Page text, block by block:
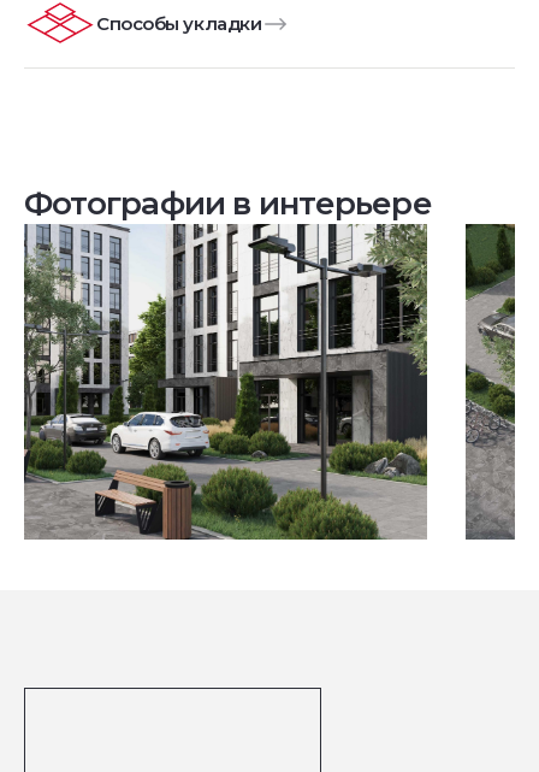
Способы укладки
Фотографии в интерьере
Посмотреть все проекты